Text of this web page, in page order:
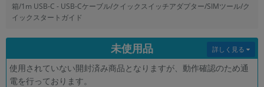
箱/1m USB-C - USB-Cケーブル/クイックスイッチアダプター/SIMツール/ク
イックスタートガイド
未使用品
使用されていない開封済み商品となりますが、動作確認のため通
電を行っております。
詳しく見る
ドライブ
ランク
商品状態の絞り込み
「新品」「未使用」「中古」など